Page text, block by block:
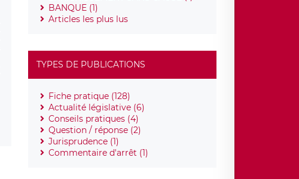
BANQUE (1)
Articles les plus lus
TYPES DE PUBLICATIONS
Fiche pratique (128)
Actualité législative (6)
Conseils pratiques (4)
Question / réponse (2)
Jurisprudence (1)
Commentaire d'arrêt (1)